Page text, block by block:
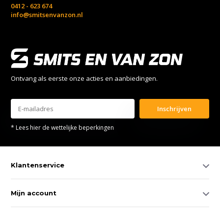
0412 - 623 674
info@smitsenvanzon.nl
Ontvang als eerste onze acties en aanbiedingen.
Inschrijven
* Lees hier de wettelijke beperkingen
Klantenservice
Mijn account